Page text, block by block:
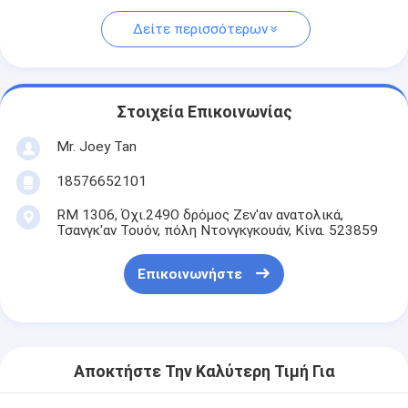
Δείτε περισσότερων
Στοιχεία Επικοινωνίας
Mr. Joey Tan
18576652101
RM 1306, Όχι.249Ο δρόμος Ζεν'αν ανατολικά,
Τσανγκ'αν Τουόν, πόλη Ντονγκγκουάν, Κίνα. 523859
Επικοινωνήστε
Αποκτήστε Την Καλύτερη Τιμή Για